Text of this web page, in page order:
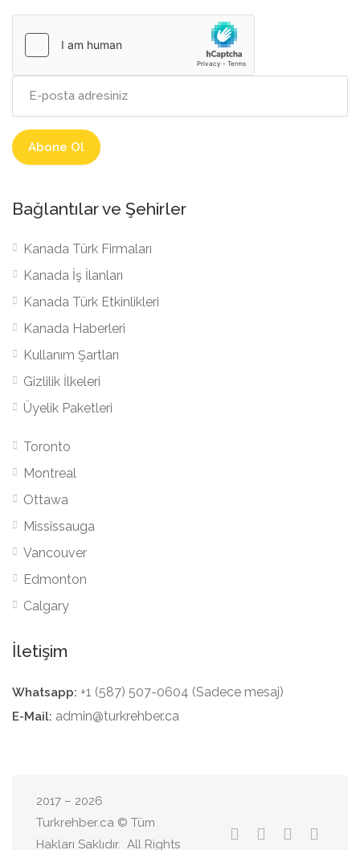
Bağlantılar ve Şehirler
Kanada Türk Firmaları
Kanada İş İlanları
Kanada Türk Etkinlikleri
Kanada Haberleri
Kullanım Şartları
Gizlilik İlkeleri
Üyelik Paketleri
Toronto
Montreal
Ottawa
Mississauga
Vancouver
Edmonton
Calgary
İletişim
Whatsapp: +1 (587) 507-0604 (Sadece mesaj)
E-Mail: admin@turkrehber.ca
2017 – 2026
Turkrehber.ca © Tüm
Hakları Saklıdır. All Rights